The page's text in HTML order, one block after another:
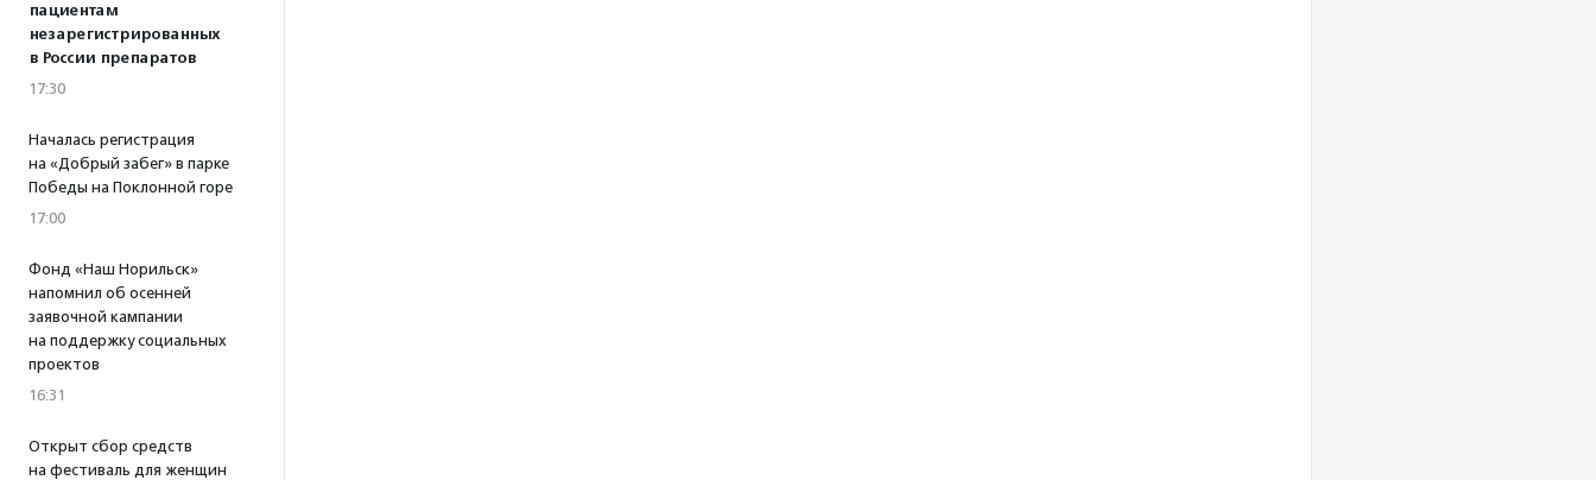
пациентам
незарегистрированных
в России препаратов
17:30
Началась регистрация
на «Добрый забег» в парке
Победы на Поклонной горе
17:00
Фонд «Наш Норильск»
напомнил об осенней
заявочной кампании
на поддержку социальных
проектов
16:31
Открыт сбор средств
на фестиваль для женщин